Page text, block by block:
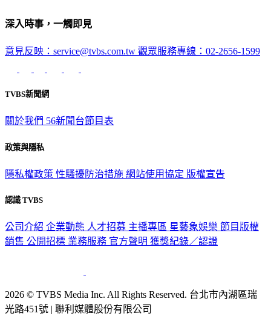
深入時事，一觸即見
意見反映：service@tvbs.com.tw 觀眾服務專線：02-2656-1599
TVBS新聞網
關於我們 56新聞台節目表
政策與隱私
隱私權政策 性騷擾防治措施 網站使用協定 版權宣告
認識 TVBS
公司介紹 企業動態 人才招募 主播專區 星藝象娛樂 節目版權
銷售 公開招標 業務服務 官方聲明 獲獎紀錄／認證
2026 © TVBS Media Inc. All Rights Reserved. 台北市內湖區瑞
光路451號 | 聯利媒體股份有限公司